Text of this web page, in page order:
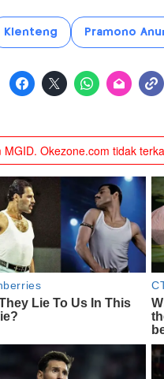
Klenteng Pramono